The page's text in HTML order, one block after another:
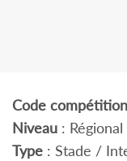
Code compétition
Niveau: Régional
Type: Stade /